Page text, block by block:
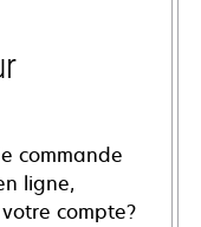
commande
ligne,
compte?